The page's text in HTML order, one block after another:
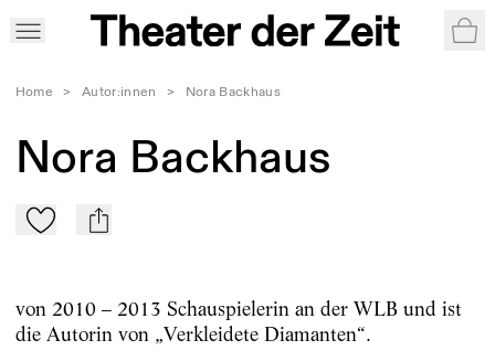
Home > Autor:innen > Nora Backhaus
Nora Backhaus
Zu Mein-TdZ hinzufügen
mail
von 2010 – 2013 Schauspielerin an der WLB und ist
die Autorin von „Verkleidete Diamanten“.